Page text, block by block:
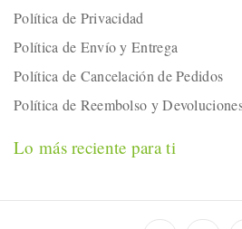
Política de Privacidad
Política de Envío y Entrega
Política de Cancelación de Pedidos
Política de Reembolso y
Lo más reciente para ti